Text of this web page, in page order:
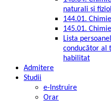
naturali și
144.01.
145.01.
Lista
conducător al
habilitat
Admitere
Studii
e-Instruire
Orar